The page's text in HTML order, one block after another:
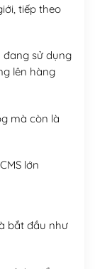
tiếp theo
sử dụng
lên hàng
mà còn là
lớn
bắt đầu như